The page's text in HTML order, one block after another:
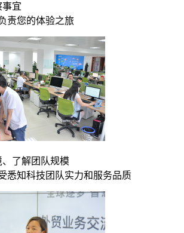
事宜
责您的体验之旅
了解团队规模
悉知科技团队实力和服务品质